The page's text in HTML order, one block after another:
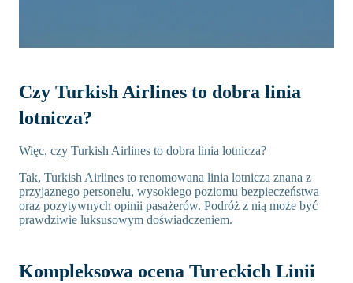
Czy Turkish Airlines to dobra linia
lotnicza?
Więc, czy Turkish Airlines to dobra linia lotnicza?
Tak, Turkish Airlines to renomowana linia lotnicza znana z
przyjaznego personelu, wysokiego poziomu bezpieczeństwa
oraz pozytywnych opinii pasażerów. Podróż z nią może być
prawdziwie luksusowym doświadczeniem.
Kompleksowa ocena Tureckich Linii